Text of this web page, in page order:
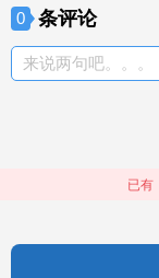
0 条评论
来说两句吧。。。
已有